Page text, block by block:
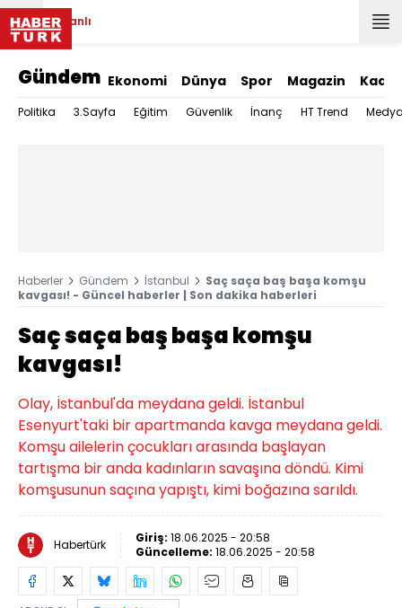
Canlı
Gündem Ekonomi Dünya Spor Magazin Kadın
Politika 3.Sayfa Eğitim Güvenlik İnanç HT Trend
Haberler Gündem İstanbul
Saç saça baş başa komşu
kavgası! - Güncel haberler | Son dakika haberleri
Saç saça baş başa komşu
kavgası!
Olay, İstanbul'da meydana geldi. İstanbul
Esenyurt'taki bir apartmanda kavga meydana geldi.
Komşu ailelerin çocukları arasında başlayan
tartışma bir anda kadınların savaşına döndü. Kimi
komşusunun saçına yapıştı, kimi boğazına sarıldı.
Habertürk Giriş: 18.06.2025 - 20:58
Güncelleme: 18.06.2025 - 20:58